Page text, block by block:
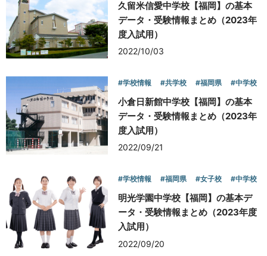
久留米信愛中学校【福岡】の基本
データ・受験情報まとめ（2023年
度入試用）
2022/10/03
#学校情報 #共学校 #福岡県 #中学校
小倉日新館中学校【福岡】の基本
データ・受験情報まとめ（2023年
度入試用）
2022/09/21
#学校情報 #福岡県 #女子校 #中学校
明光学園中学校【福岡】の基本デ
ータ・受験情報まとめ（2023年度
入試用）
2022/09/20